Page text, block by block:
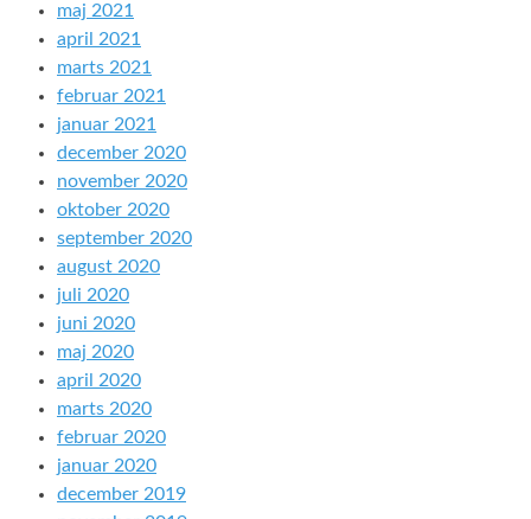
maj 2021
april 2021
marts 2021
februar 2021
januar 2021
december 2020
november 2020
oktober 2020
september 2020
august 2020
juli 2020
juni 2020
maj 2020
april 2020
marts 2020
februar 2020
januar 2020
december 2019